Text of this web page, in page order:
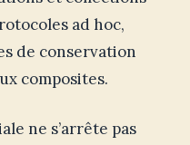
ad hoc,
de conservation
composites.
ne s’arrête pas